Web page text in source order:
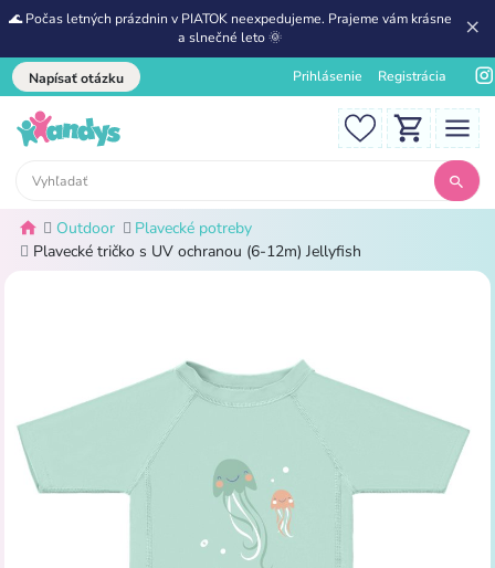
🌊 Počas letných prázdnin v PIATOK neexpedujeme. Prajeme vám krásne
a slnečné leto 🌞
Napísať otázku Prihlásenie Registrácia
Outdoor
Plavecké potreby
Plavecké tričko s UV ochranou (6-12m) Jellyfish